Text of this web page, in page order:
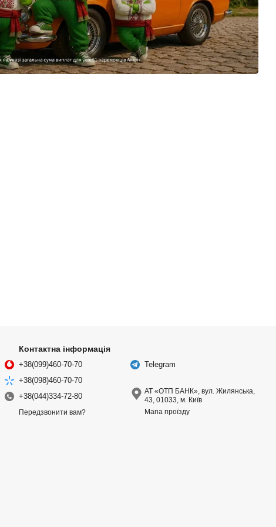
Контактна інформація
+38(099)460-70-70
+38(098)460-70-70
+38(044)334-72-80
Передзвонити вам?
Telegram
АТ «ОТП БАНК», вул. Жилянська,
43, 01033, м. Київ
Мапа проїзду